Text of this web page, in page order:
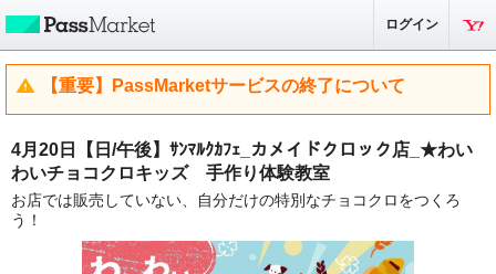
ログイン
【重要】PassMarketサービスの終了について
4月20日【日/午後】ｻﾝﾏﾙｸｶﾌｪ_カメイドクロック店_★わい
わいチョコクロキッズ 手作り体験教室
お店では販売していない、自分だけの特別なチョコクロをつくろ
う！